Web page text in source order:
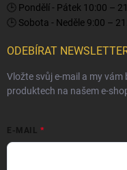
🕒 Pondělí - Pátek 10:00 –
🕒 Sobota - Neděle 9:00 –
ODEBÍRAT
Vložte svůj e-mail a my
produktech na našem e-
E-MAIL